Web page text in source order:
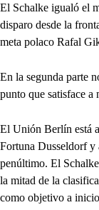
El Schalke igualó el
disparo desde la
meta polaco Rafal
En la segunda parte
punto que satisface a
El Unión Berlín está
Fortuna Dusseldorf y
penúltimo. El
la mitad de la
como objetivo a